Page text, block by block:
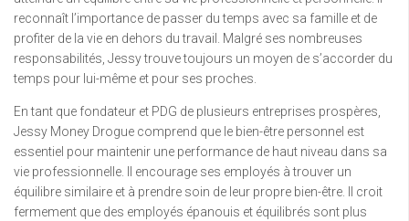
reconnaît l’importance de passer du temps avec sa famille et de
profiter de la vie en dehors du travail. Malgré ses nombreuses
responsabilités, Jessy trouve toujours un moyen de s’accorder du
temps pour lui-même et pour ses proches.
En tant que fondateur et PDG de plusieurs entreprises prospères,
Jessy Money Drogue comprend que le bien-être personnel est
essentiel pour maintenir une performance de haut niveau dans sa
vie professionnelle. Il encourage ses employés à trouver un
équilibre similaire et à prendre soin de leur propre bien-être. Il croit
fermement que des employés épanouis et équilibrés sont plus